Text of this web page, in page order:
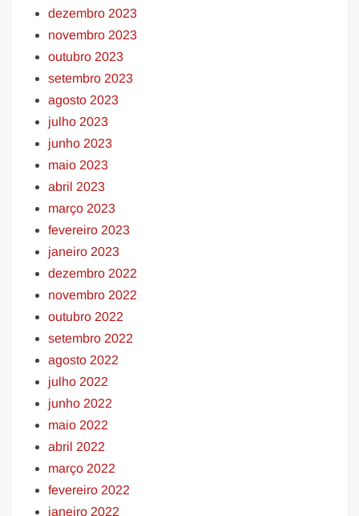
dezembro 2023
novembro 2023
outubro 2023
setembro 2023
agosto 2023
julho 2023
junho 2023
maio 2023
abril 2023
março 2023
fevereiro 2023
janeiro 2023
dezembro 2022
novembro 2022
outubro 2022
setembro 2022
agosto 2022
julho 2022
junho 2022
maio 2022
abril 2022
março 2022
fevereiro 2022
janeiro 2022